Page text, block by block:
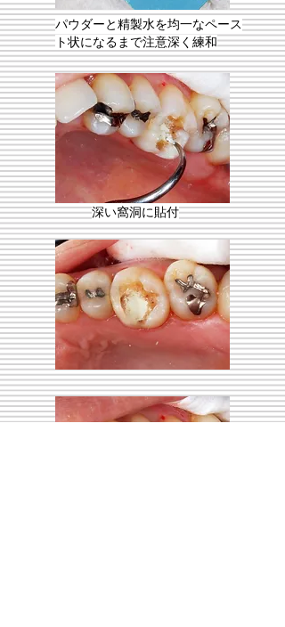
パウダーと精製水を均一なペース
ト状になるまで注意深く練和
深い窩洞に貼付